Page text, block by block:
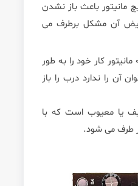
مانیتور باعث باز نشدن
آن مشکل برطرف می
کار خود را به طور
آن را ندارد درب را باز
یا معیوب است که با
طرف می شود.